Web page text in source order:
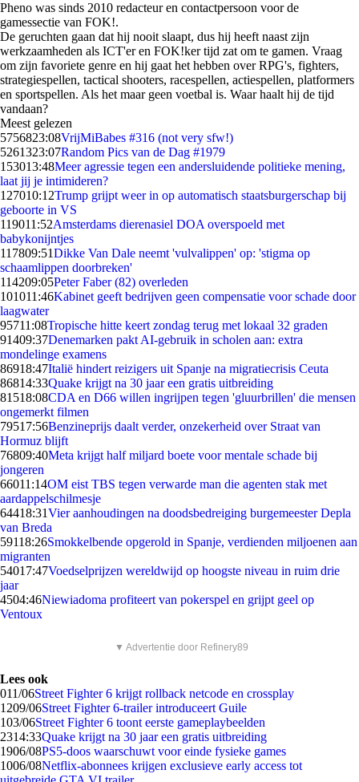
Pheno was sinds 2010 redacteur en contactpersoon voor de
gamessectie van FOK!.
De geruchten gaan dat hij nooit slaapt, dus hij heeft naast zijn
werkzaamheden als ICT'er en FOK!ker tijd zat om te gamen. Vraag
om zijn favoriete genre en hij gaat het hebben over RPG's, fighters,
strategiespellen, tactical shooters, racespellen, actiespellen, platformers
en sportspellen. Als het maar geen voetbal is. Waar haalt hij de tijd
vandaan?
Meest gelezen
5756823:08VrijMiBabes #316 (not very sfw!)
5261323:07Random Pics van de Dag #1979
153013:48Meer agressie tegen een andersluidende politieke mening,
laat jij je intimideren?
127010:12Trump grijpt weer in op automatisch staatsburgerschap bij
geboorte in VS
119011:52Amsterdams dierenasiel DOA overspoeld met
babykonijntjes
117809:51Dikke Van Dale neemt 'vulvalippen' op: 'stigma op
schaamlippen doorbreken'
114209:05Peter Faber (82) overleden
101011:46Kabinet geeft bedrijven geen compensatie voor schade door
laagwater
95711:08Tropische hitte keert zondag terug met lokaal 32 graden
91409:37Denemarken pakt AI-gebruik in scholen aan: extra
mondelinge examens
86918:47Italië hindert reizigers uit Spanje na migratiecrisis Ceuta
86814:33Quake krijgt na 30 jaar een gratis uitbreiding
81518:08CDA en D66 willen ingrijpen tegen 'gluurbrillen' die mensen
ongemerkt filmen
79517:56Benzineprijs daalt verder, onzekerheid over Straat van
Hormuz blijft
76809:40Meta krijgt half miljard boete voor mentale schade bij
jongeren
66011:14OM eist TBS tegen verwarde man die agenten stak met
aardappelschilmesje
64418:31Vier aanhoudingen na doodsbedreiging burgemeester Depla
van Breda
59118:26Smokkelbende opgerold in Spanje, verdienden miljoenen aan
migranten
54017:47Voedselprijzen wereldwijd op hoogste niveau in ruim drie
jaar
4504:46Niewiadoma profiteert van pokerspel en grijpt geel op
Ventoux
▼ Advertentie door Refinery89
Lees ook
011/06Street Fighter 6 krijgt rollback netcode en crossplay
1209/06Street Fighter 6-trailer introduceert Guile
103/06Street Fighter 6 toont eerste gameplaybeelden
2314:33Quake krijgt na 30 jaar een gratis uitbreiding
1906/08PS5-doos waarschuwt voor einde fysieke games
1006/08Netflix-abonnees krijgen exclusieve early access tot